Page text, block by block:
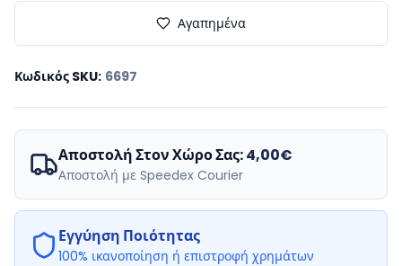
Αγαπημένα
Κωδικός SKU: 6697
Αποστολή Στον Χώρο Σας:4,00€
Αποστολή με Speedex Courier
Εγγύηση Ποιότητας
100% ικανοποίηση ή επιστροφή χρημάτων